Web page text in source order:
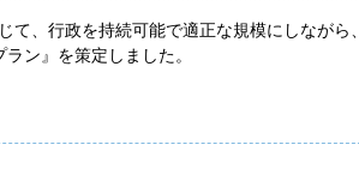
、行政を持続可能で適正な規模にしながら、
ン』を策定しました。